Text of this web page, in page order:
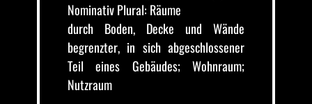
Nominativ Plural: Räume
durch Boden, Decke und Wände
begrenzter, in sich abgeschlossener
Teil eines Gebäudes; Wohnraum;
Nutzraum